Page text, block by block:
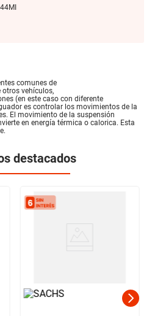
comunes de
otros vehículos,
(en este caso con diferente
es controlar los movimientos de la
El movimiento de la suspensión
en energía térmica o calorica. Esta
destacados